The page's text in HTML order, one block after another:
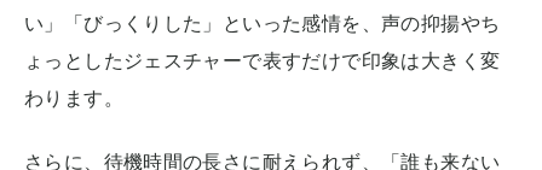
い」「びっくりした」といった感情を、声の抑揚やち
ょっとしたジェスチャーで表すだけで印象は大きく変
わります。
さらに、待機時間の長さに耐えられず、「誰も来ない